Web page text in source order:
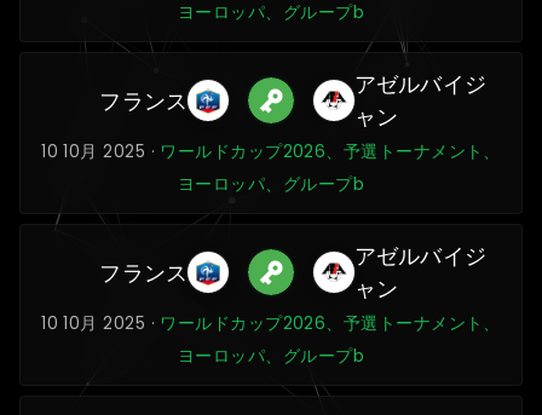
ヨーロッパ、グループb
フランス
アゼルバイジ
ャン
10 10月 2025 · ワールドカップ2026、予選トーナメント、
ヨーロッパ、グループb
フランス
アゼルバイジ
ャン
10 10月 2025 · ワールドカップ2026、予選トーナメント、
ヨーロッパ、グループb